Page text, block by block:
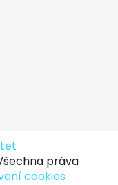
práva
cookies